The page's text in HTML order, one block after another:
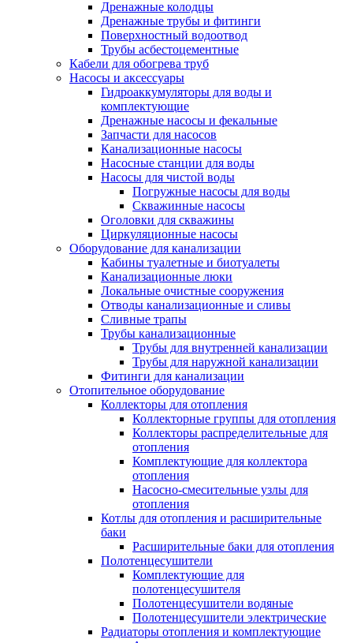
Дренажные колодцы
Дренажные трубы и фитинги
Поверхностный водоотвод
Трубы асбестоцементные
Кабели для обогрева труб
Насосы и аксессуары
Гидроаккумуляторы для воды и
комплектующие
Дренажные насосы и фекальные
Запчасти для насосов
Канализационные насосы
Насосные станции для воды
Насосы для чистой воды
Погружные насосы для воды
Скважинные насосы
Оголовки для скважины
Циркуляционные насосы
Оборудование для канализации
Кабины туалетные и биотуалеты
Канализационные люки
Локальные очистные сооружения
Отводы канализационные и сливы
Сливные трапы
Трубы канализационные
Трубы для внутренней канализации
Трубы для наружной канализации
Фитинги для канализации
Отопительное оборудование
Коллекторы для отопления
Коллекторные группы для отопления
Коллекторы распределительные для
отопления
Комплектующие для коллектора
отопления
Насосно-смесительные узлы для
отопления
Котлы для отопления и расширительные
баки
Расширительные баки для отопления
Полотенцесушители
Комплектующие для
полотенцесушителя
Полотенцесушители водяные
Полотенцесушители электрические
Радиаторы отопления и комплектующие